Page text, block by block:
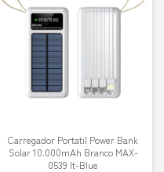
Carregador Portatil Power Bank
Solar 10.000mAh Branco MAX-
0539 It-Blue